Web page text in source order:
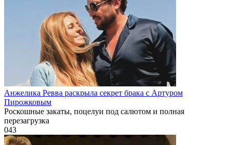
Анжелика Ревва раскрыла секрет брака с Артуром
Пирожковым
Роскошные закаты, поцелуи под салютом и полная
перезагрузка
043